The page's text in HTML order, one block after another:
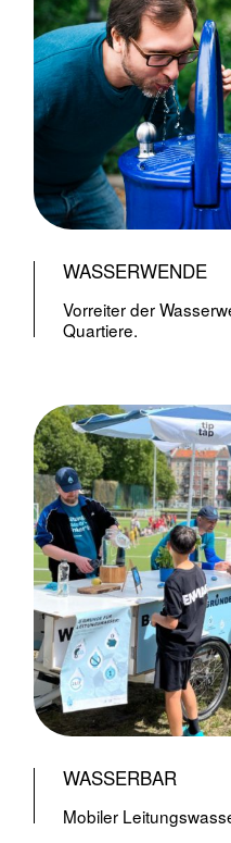
WASSERWENDE
Vorreiter der
Quartiere.
WASSERBAR
Mobiler